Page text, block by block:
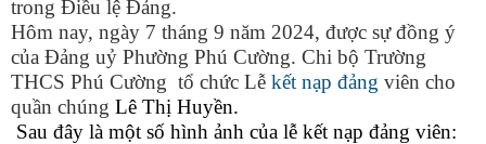
trong Điều lệ Đảng.
Hôm nay, ngày 7 tháng 9 năm 2024, được sự đồng ý
của Đảng uỷ Phường Phú Cường. Chi bộ Trường
THCS Phú Cường tổ chức Lễ kết nạp đảng viên cho
quần chúng Lê Thị Huyền.
Sau đây là một số hình ảnh của lễ kết nạp đảng viên: